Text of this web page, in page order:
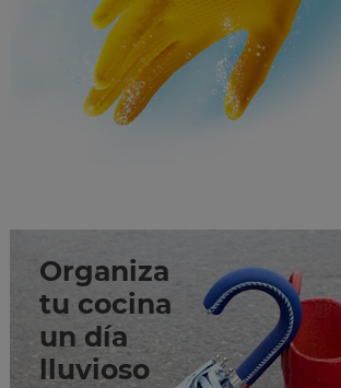
Organiza
tu cocina
un día
lluvioso